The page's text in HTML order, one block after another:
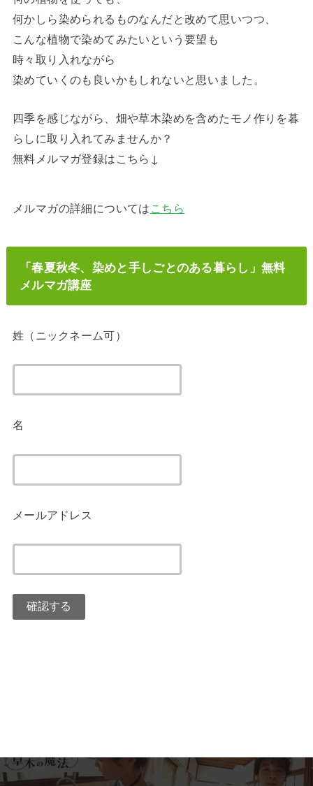
何かしら染められるものなんだと改めて思いつつ、
こんな植物で染めてみたいという要望も
時々取り入れながら
染めていくのも良いかもしれないと思いました。
四季を感じながら、畑や草木染めを含めたモノ作りを暮
らしに取り入れてみませんか？
無料メルマガ登録はこちら↓
メルマガの詳細についてはこちら
「春夏秋冬、染めと手しごとのある暮らし」無料
メルマガ講座
姓（ニックネーム可）
名
メールアドレス